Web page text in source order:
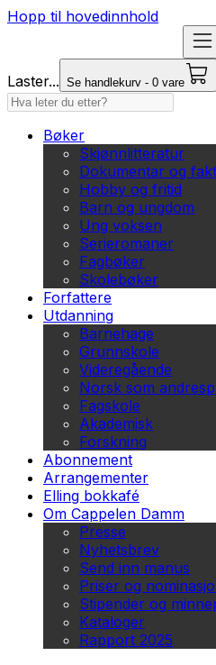
Hopp til hovedinnhold
Laster... Se handlekurv - 0 vare
Bøker
Skjønnlitteratur
Dokumentar og
Hobby og fritid
Barn og ungdom
Ung voksen
Serieromaner
Fagbøker
Skolebøker
Forfattere
Utdanning
Barnehage
Grunnskole
Videregående
Norsk som
Fagskole
Akademisk
Forskning
Abonnement
Arrangementer
Elling bokkafé
Om Cappelen Damm
Presse
Nyhetsbrev
Send inn manus
Priser og
Stipender og
Kataloger
Rapport 2025